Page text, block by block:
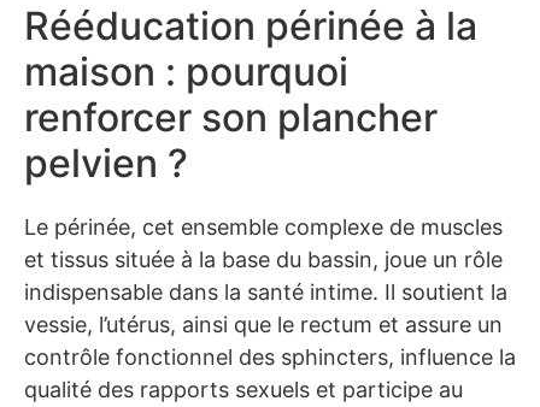
Rééducation périnée à la
maison : pourquoi
renforcer son plancher
pelvien ?
Le périnée, cet ensemble complexe de muscles
et tissus située à la base du bassin, joue un rôle
indispensable dans la santé intime. Il soutient la
vessie, l’utérus, ainsi que le rectum et assure un
contrôle fonctionnel des sphincters, influence la
qualité des rapports sexuels et participe au